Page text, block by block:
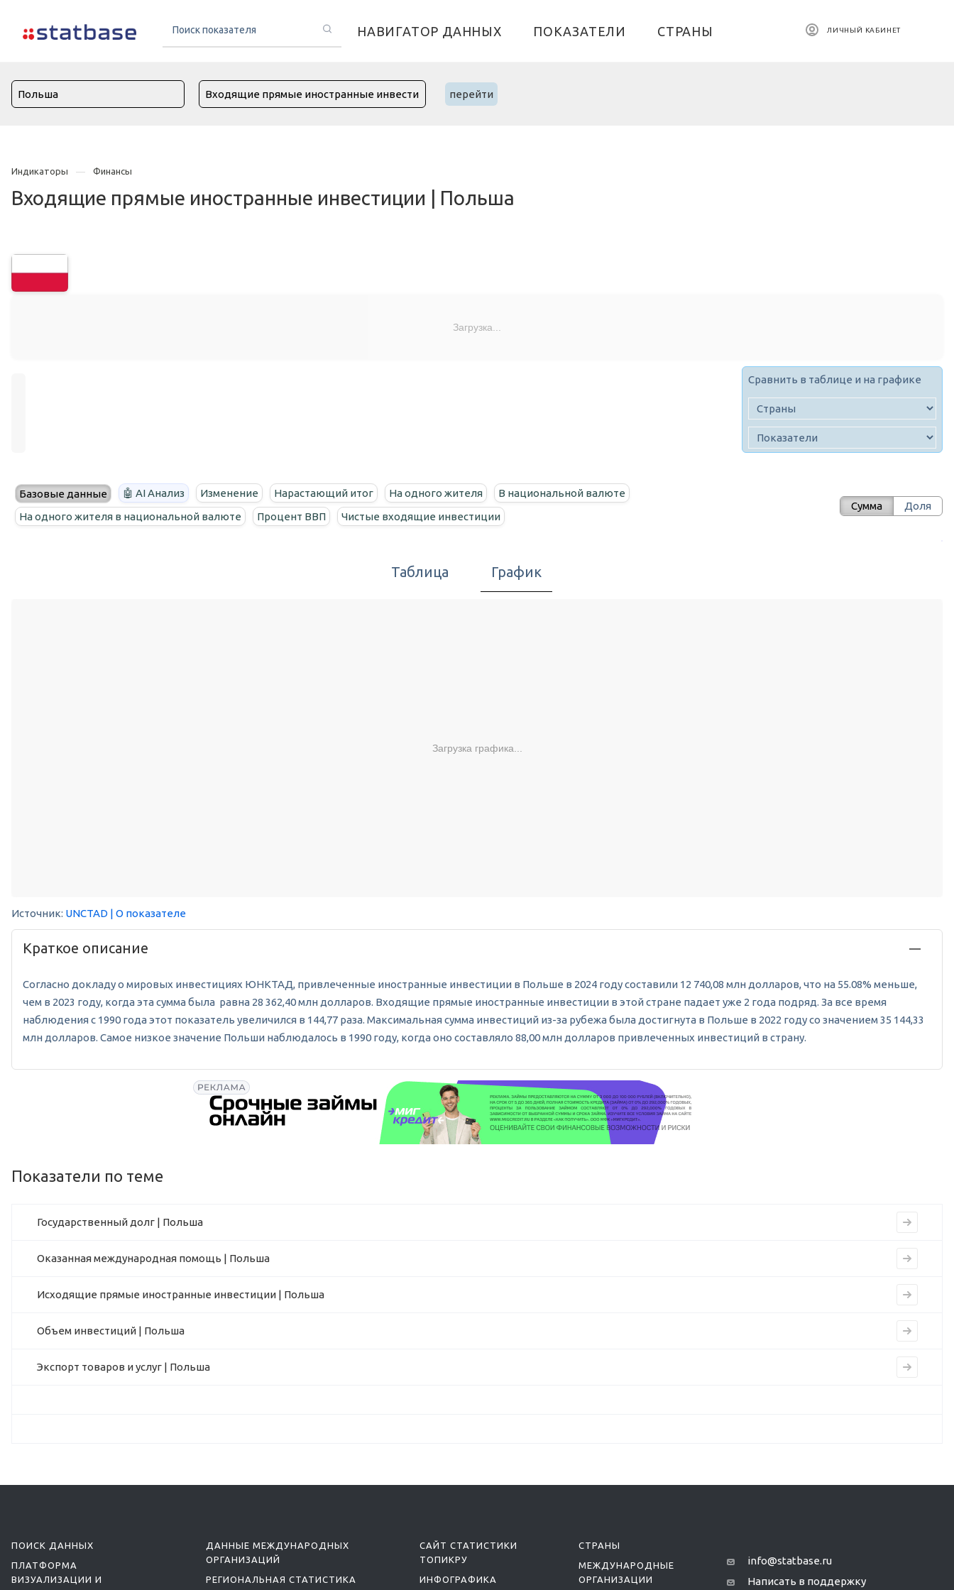
НАВИГАТОР ДАННЫХ ПОКАЗАТЕЛИ СТРАНЫ ЛИЧНЫЙ КАБИНЕТ
перейти
Индикаторы Финансы
Входящие прямые иностранные инвестиции | Польша
Загрузка...
Сравнить в таблице и на графике
Базовые данные 🤖 AI Анализ Изменение Нарастающий итог На одного жителя
В национальной валюте
На одного жителя в национальной валюте
Процент ВВП Чистые входящие инвестиции
Сумма Доля
Таблица График
Загрузка графика...
Источник: UNCTAD | О показателе
Краткое описание
Согласно докладу о мировых инвестициях ЮНКТАД, привлеченные иностранные инвестиции в Польше в 2024 году составили 12 740,08 млн долларов, что на 55.08% меньше,
чем в 2023 году, когда эта сумма была равна 28 362,40 млн долларов. Входящие прямые иностранные инвестиции в этой стране падает уже 2 года подряд. За все время
наблюдения с 1990 года этот показатель увеличился в 144,77 раза. Максимальная сумма инвестиций из-за рубежа была достигнута в Польше в 2022 году со значением 35 144,33
млн долларов. Самое низкое значение Польши наблюдалось в 1990 году, когда оно составляло 88,00 млн долларов привлеченных инвестиций в страну.
Показатели по теме
Государственный долг | Польша
Оказанная международная помощь | Польша
Исходящие прямые иностранные инвестиции | Польша
Объем инвестиций | Польша
Экспорт товаров и услуг | Польша
ПОИСК ДАННЫХ
ПЛАТФОРМА
ВИЗУАЛИЗАЦИИ И
ДАННЫЕ МЕЖДУНАРОДНЫХ
ОРГАНИЗАЦИЙ
РЕГИОНАЛЬНАЯ СТАТИСТИКА
САЙТ СТАТИСТИКИ
ТОПИКРУ
ИНФОГРАФИКА
СТРАНЫ
МЕЖДУНАРОДНЫЕ
ОРГАНИЗАЦИИ
info@statbase.ru
Написать в поддержку